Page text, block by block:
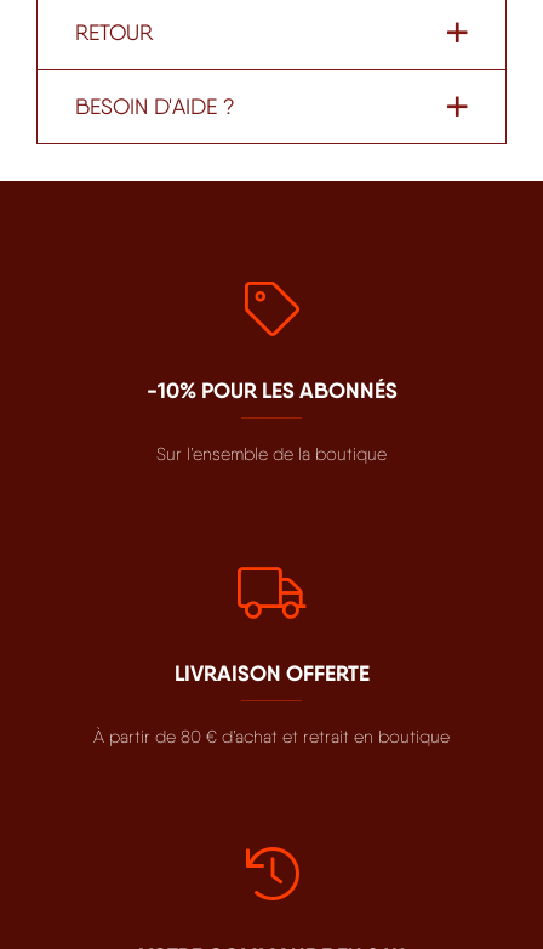
RETOUR
BESOIN D'AIDE ?
-10% POUR LES ABONNÉS
Sur l’ensemble de la boutique
LIVRAISON OFFERTE
À partir de 80 € d’achat et retrait en boutique